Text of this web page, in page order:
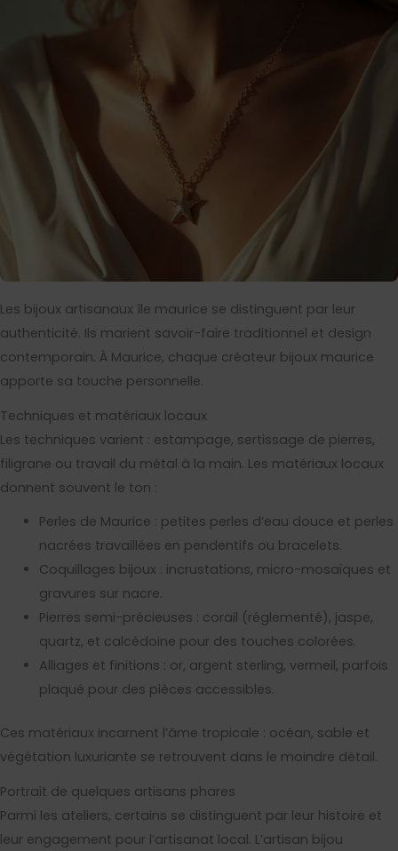
Les bijoux artisanaux île maurice se distinguent par leur
authenticité. Ils marient savoir-faire traditionnel et design
contemporain. À Maurice, chaque créateur bijoux maurice
apporte sa touche personnelle.
Techniques et matériaux locaux
Les techniques varient : estampage, sertissage de pierres,
filigrane ou travail du métal à la main. Les matériaux locaux
donnent souvent le ton :
Perles de Maurice : petites perles d’eau douce et perles
nacrées travaillées en pendentifs ou bracelets.
Coquillages bijoux : incrustations, micro-mosaïques et
gravures sur nacre.
Pierres semi-précieuses : corail (réglementé), jaspe,
quartz, et calcédoine pour des touches colorées.
Alliages et finitions : or, argent sterling, vermeil, parfois
plaqué pour des pièces accessibles.
Ces matériaux incarnent l’âme tropicale : océan, sable et
végétation luxuriante se retrouvent dans le moindre détail.
Portrait de quelques artisans phares
Parmi les ateliers, certains se distinguent par leur histoire et
leur engagement pour l’artisanat local. L’artisan bijou